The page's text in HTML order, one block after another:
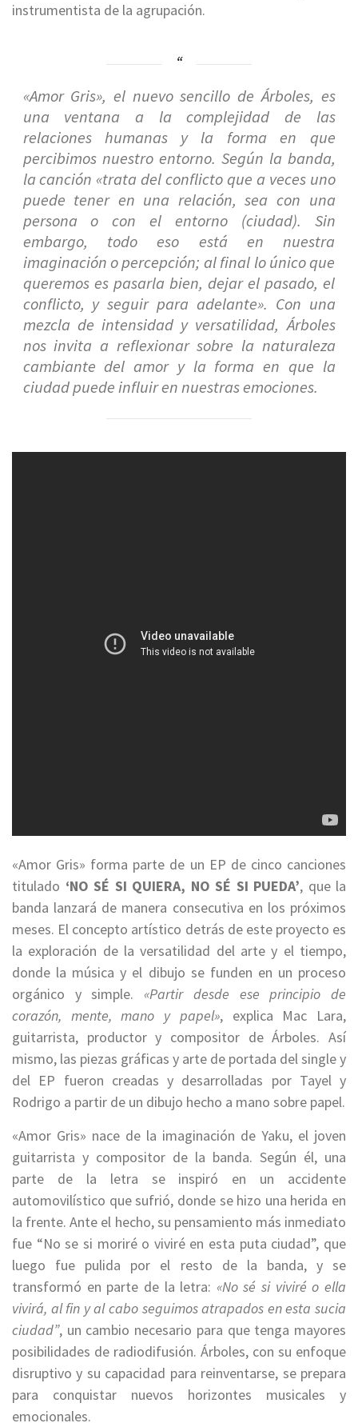
instrumentista de la agrupación.
«Amor Gris», el nuevo sencillo de Árboles, es
una ventana a la complejidad de las
relaciones humanas y la forma en que
percibimos nuestro entorno. Según la banda,
la canción «trata del conflicto que a veces uno
puede tener en una relación, sea con una
persona o con el entorno (ciudad). Sin
embargo, todo eso está en nuestra
imaginación o percepción; al final lo único que
queremos es pasarla bien, dejar el pasado, el
conflicto, y seguir para adelante». Con una
mezcla de intensidad y versatilidad, Árboles
nos invita a reflexionar sobre la naturaleza
cambiante del amor y la forma en que la
ciudad puede influir en nuestras emociones.
«Amor Gris» forma parte de un EP de cinco canciones
titulado ‘NO SÉ SI QUIERA, NO SÉ SI PUEDA’, que la
banda lanzará de manera consecutiva en los próximos
meses. El concepto artístico detrás de este proyecto es
la exploración de la versatilidad del arte y el tiempo,
donde la música y el dibujo se funden en un proceso
orgánico y simple.«Partir desde ese principio de
corazón, mente, mano y papel», explica Mac Lara,
guitarrista, productor y compositor de Árboles. Así
mismo, las piezas gráficas y arte de portada del single y
del EP fueron creadas y desarrolladas por Tayel y
Rodrigo a partir de un dibujo hecho a mano sobre papel.
«Amor Gris» nace de la imaginación de Yaku, el joven
guitarrista y compositor de la banda. Según él, una
parte de la letra se inspiró en un accidente
automovilístico que sufrió, donde se hizo una herida en
la frente. Ante el hecho, su pensamiento más inmediato
fue “No se si moriré o viviré en esta puta ciudad”, que
luego fue pulida por el resto de la banda, y se
transformó en parte de la letra: «No sé si viviré o ella
vivirá, al fin y al cabo seguimos atrapados en esta sucia
ciudad”, un cambio necesario para que tenga mayores
posibilidades de radiodifusión. Árboles, con su enfoque
disruptivo y su capacidad para reinventarse, se prepara
para conquistar nuevos horizontes musicales y
emocionales.